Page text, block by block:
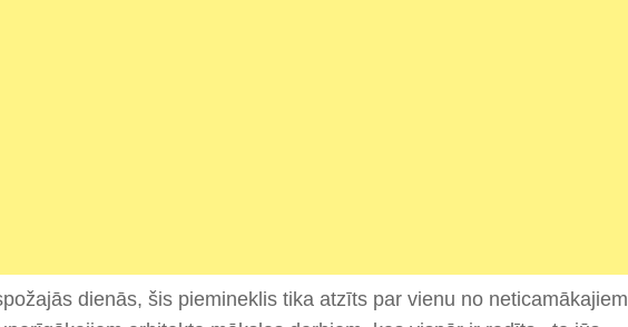
dienās, šis piemineklis tika atzīts par vienu no neticamākajiem